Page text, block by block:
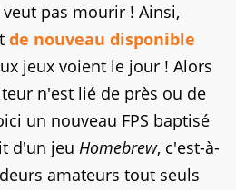
pas mourir ! Ainsi,
de nouveau disponible
jeux voient le jour ! Alors
n'est lié de près ou de
un nouveau FPS baptisé
d'un jeu Homebrew, c'est-à-
amateurs tout seuls